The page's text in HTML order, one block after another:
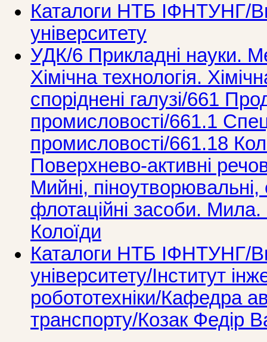
Каталоги НТБ ІФНТУНГ/
університету
УДК/6 Прикладнi науки.
Хімічна технологія.
споріднені галузі/661
промисловостi/661.1
промисловості/661.18
Поверхнево-активні
Мийні, піноутворювальні,
флотаційні засоби.
Колоїди
Каталоги НТБ ІФНТУНГ/
університету/Інститут
робототехніки/Кафедра
транспорту/Козак Федір